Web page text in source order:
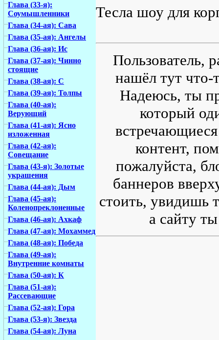
Глава (33-я):
Соумышленники
Глава (34-ая): Сава
Глава (35-ая): Ангелы
Глава (36-ая): Ис
Глава (37-ая): Чинно
стоящие
Глава (38-ая): С
Глава (39-ая): Толпы
Глава (40-ая):
Верующий
Глава (41-ая): Ясно
изложенная
Глава (42-ая):
Совещание
Глава (43-я): Золотые
украшения
Глава (44-ая): Дым
Глава (45-ая):
Коленопреклоненные
Глава (46-ая): Ахкаф
Глава (47-ая): Мохаммед
Глава (48-ая): Победа
Глава (49-ая):
Внутренние комнаты
Глава (50-ая): К
Глава (51-ая):
Рассевающие
Глава (52-ая): Гора
Глава (53-я): Звезда
Глава (54-ая): Луна
Тесла шоу для
Пользователь,
нашёл тут что-
Надеюсь, ты
который
контент,
пожалуйста,
баннеров
стоить, увидишь
а сайту